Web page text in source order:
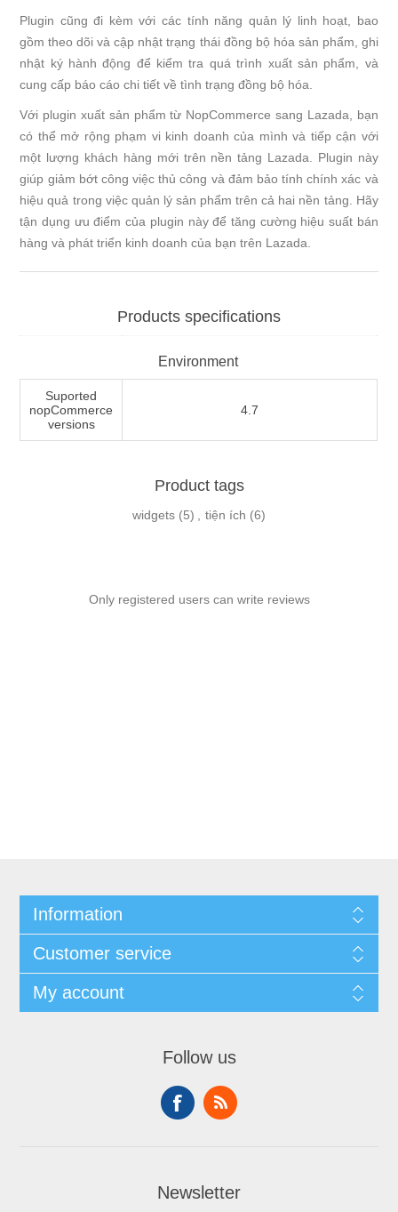
Plugin cũng đi kèm với các tính năng quản lý linh hoạt, bao
gồm theo dõi và cập nhật trạng thái đồng bộ hóa sản phẩm, ghi
nhật ký hành động để kiểm tra quá trình xuất sản phẩm, và
cung cấp báo cáo chi tiết về tình trạng đồng bộ hóa.
Với plugin xuất sản phẩm từ NopCommerce sang Lazada, bạn
có thể mở rộng phạm vi kinh doanh của mình và tiếp cận với
một lượng khách hàng mới trên nền tảng Lazada. Plugin này
giúp giảm bớt công việc thủ công và đảm bảo tính chính xác và
hiệu quả trong việc quản lý sản phẩm trên cả hai nền tảng. Hãy
tận dụng ưu điểm của plugin này để tăng cường hiệu suất bán
hàng và phát triển kinh doanh của bạn trên Lazada.
Products specifications
Environment
Suported
nopCommerce
versions
4.7
Product tags
widgets (5) tiện ích (6)
Only registered users can write reviews
Information
Customer service
My account
Follow us
Newsletter